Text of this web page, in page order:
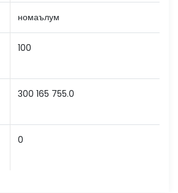
номаълум
100
300 165 755.0
0